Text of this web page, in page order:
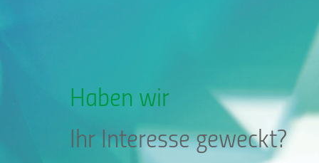
Haben wir
Ihr Interesse geweckt?